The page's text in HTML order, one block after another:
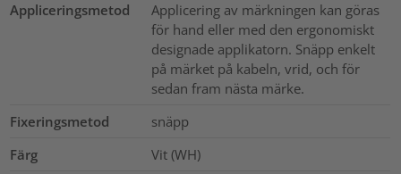
Appliceringsmetod
Applicering av märkningen kan göras
för hand eller med den ergonomiskt
designade applikatorn. Snäpp enkelt
på märket på kabeln, vrid, och för
sedan fram nästa märke.
Fixeringsmetod
snäpp
Färg
Vit (WH)